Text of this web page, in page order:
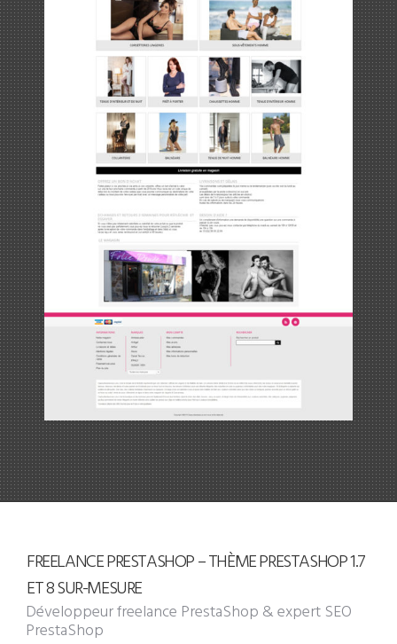
FREELANCE PRESTASHOP – THÈME PRESTASHOP 1.7
ET 8 SUR-MESURE
Développeur freelance PrestaShop & expert SEO
PrestaShop